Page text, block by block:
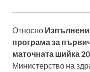
Относно
програма за
маточната шийка
Министерство на